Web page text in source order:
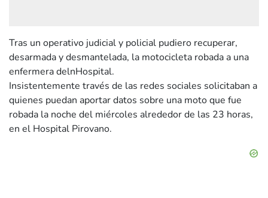
Tras un operativo judicial y policial pudiero recuperar,
desarmada y desmantelada, la motocicleta robada a una
enfermera delnHospital.
Insistentemente través de las redes sociales solicitaban a
quienes puedan aportar datos sobre una moto que fue
robada la noche del miércoles alrededor de las 23 horas,
en el Hospital Pirovano.